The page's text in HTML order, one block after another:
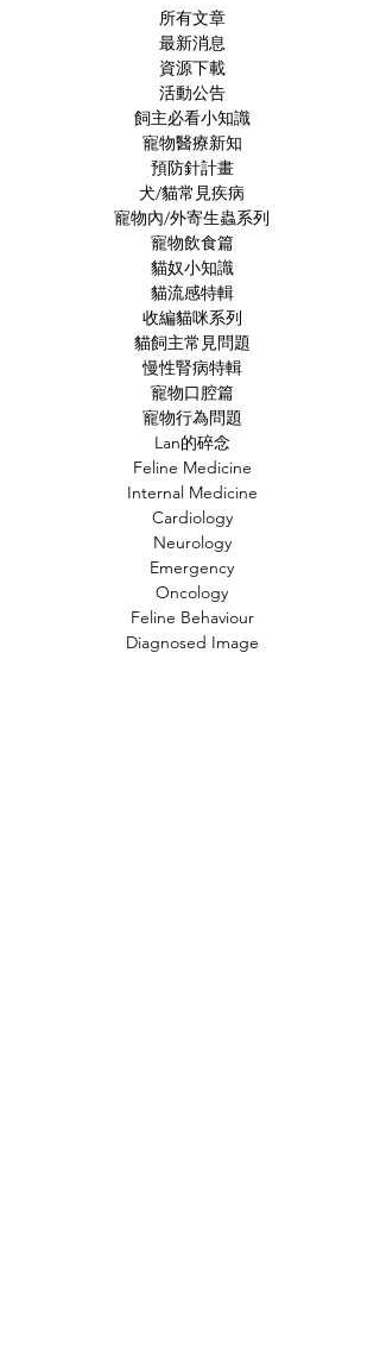
所有文章
最新消息
資源下載
活動公告
飼主必看小知識
寵物醫療新知
預防針計畫
犬/貓常見疾病
寵物內/外寄生蟲系列
寵物飲食篇
貓奴小知識
貓流感特輯
收編貓咪系列
貓飼主常見問題
慢性腎病特輯
寵物口腔篇
寵物行為問題
Lan的碎念
Feline Medicine
Internal Medicine
Cardiology
Neurology
Emergency
Oncology
Feline Behaviour
Diagnosed Image